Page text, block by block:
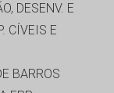
DESENV. E
CÍVEIS E
BARROS